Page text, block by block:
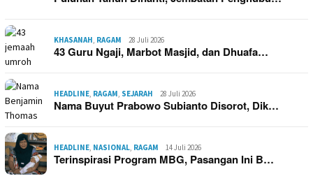
KHASANAH RAGAM 28 Juli 2026
43 Guru Ngaji, Marbot Masjid, dan Dhuafa…
HEADLINE RAGAM SEJARAH 28 Juli 2026
Nama Buyut Prabowo Subianto Disorot, Dik…
HEADLINE NASIONAL RAGAM 14 Juli 2026
Terinspirasi Program MBG, Pasangan Ini B…